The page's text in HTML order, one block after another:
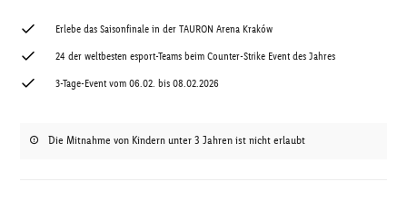
Erlebe das Saisonfinale in der TAURON Arena Kraków
24 der weltbesten esport-Teams beim Counter-Strike Event des Jahres
3-Tage-Event vom 06.02. bis 08.02.2026
Die Mitnahme von Kindern unter 3 Jahren ist nicht erlaubt